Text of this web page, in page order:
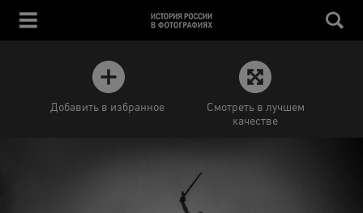
Добавить в избранное
Смотреть в лучшем
качестве